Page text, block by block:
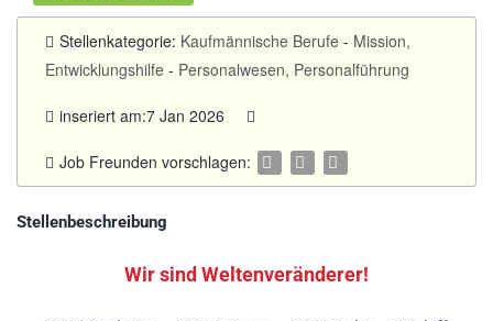
Stellenkategorie: Kaufmännische Berufe - Mission,
Entwicklungshilfe - Personalwesen, Personalführung
inseriert am:7 Jan 2026
Job Freunden vorschlagen:
Stellenbeschreibung
Wir sind Weltenveränderer!